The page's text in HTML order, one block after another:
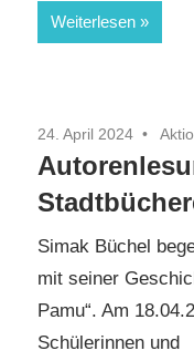
Weiterlesen
24. April 2024
Simak Büchel
mit seiner
Pamu“. Am
Schülerinnen und